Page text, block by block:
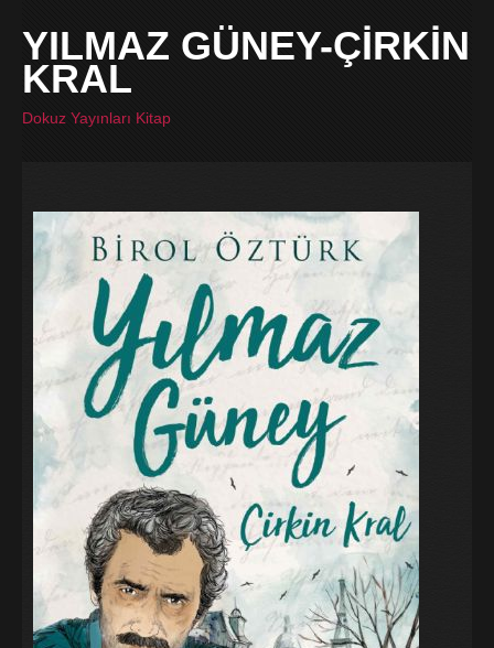
Kurumsal
Kitaplar
Blog
İletişim
YILMAZ GÜNEY-ÇİRKİN
KRAL
Dokuz Yayınları Kitap